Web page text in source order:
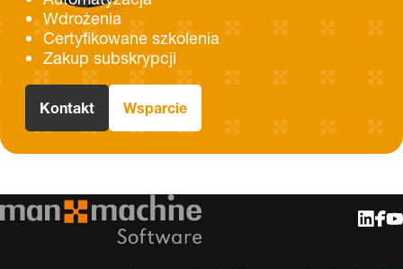
Wdrożenia
Certyfikowane szkolenia
Zakup subskrypcji
Kontakt Wsparcie